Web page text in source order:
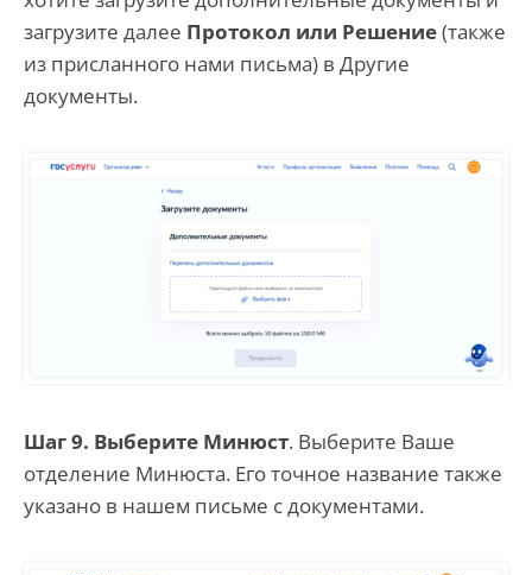
загрузите далее Протокол или Решение(также
из присланного нами письма) в Другие
документы.
Шаг 9. Выберите Минюст. Выберите Ваше
отделение Минюста. Его точное название также
указано в нашем письме с документами.